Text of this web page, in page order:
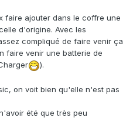
faire ajouter dans le coffre une
d'origine. Avec les
compliqué de faire venir ça
faire venir une batterie de
).
on voit bien qu'elle n'est pas
été que très peu